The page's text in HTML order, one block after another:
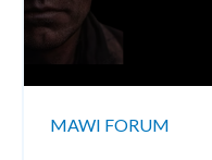
MAWI FORUM